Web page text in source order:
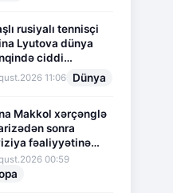
rusiyalı tennisçi
Lyutova dünya
ciddi
imza atdı
11:06 Dünya
Makkol xərçənglə
sonra
fəaliyyətinə
verir
00:59